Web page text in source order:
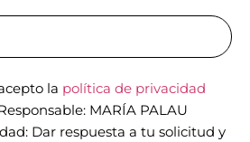
la política de privacidad
MARÍA PALAU
Dar respuesta a tu solicitud y